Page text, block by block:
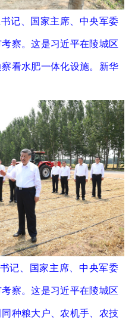
记、国家主席、中央军委
察。这是习近平在陵城区
看水肥一体化设施。新华
记、国家主席、中央军委
察。这是习近平在陵城区
种粮大户、农机手、农技